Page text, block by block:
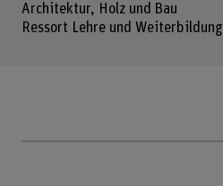
Architektur, Holz und Bau
Ressort Lehre und Weiterbildung